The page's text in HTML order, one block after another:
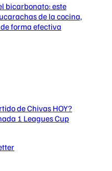
bicarbonato: este
de la cocina,
forma efectiva
de Chivas HOY?
1 Leagues Cup